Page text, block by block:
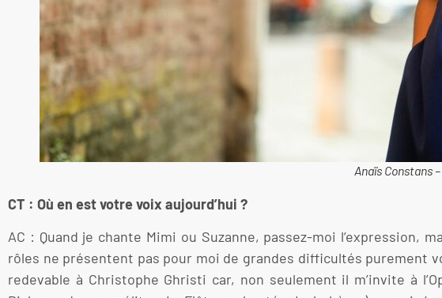
Anaïs Constans
CT : Où en est votre voix aujourd’hui ?
AC : Quand je chante Mimi ou Suzanne, passez-moi l’expression,
rôles ne présentent pas pour moi de grandes difficultés purement
redevable à Christophe Ghristi car, non seulement il m’invite à